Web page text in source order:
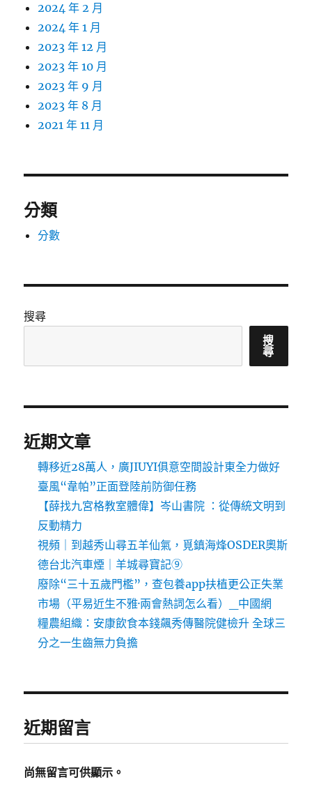
2024 年 2 月
2024 年 1 月
2023 年 12 月
2023 年 10 月
2023 年 9 月
2023 年 8 月
2021 年 11 月
分類
分數
搜尋
搜
尋
近期文章
轉移近28萬人，廣JIUYI俱意空間設計東全力做好
臺風“韋帕”正面登陸前防御任務
【薛找九宮格教室體偉】岑山書院 ：從傳統文明到
反動精力
視頻｜到越秀山尋五羊仙氣，覓鎮海烽OSDER奧斯
德台北汽車煙｜羊城尋寶記⑨
廢除“三十五歲門檻”，查包養app扶植更公正失業
市場（平易近生不雅·兩會熱詞怎么看）_中國網
糧農組織：安康飲食本錢飆秀傳醫院健檢升 全球三
分之一生齒無力負擔
近期留言
尚無留言可供顯示。